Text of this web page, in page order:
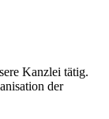
Kanzlei tätig.
der